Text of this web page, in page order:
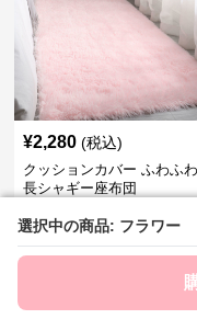
選択中の商品: フラワー
選択中の商品: フラワー
¥2,280 (税込)
クッションカバー ふわふ
長シャギー座布団